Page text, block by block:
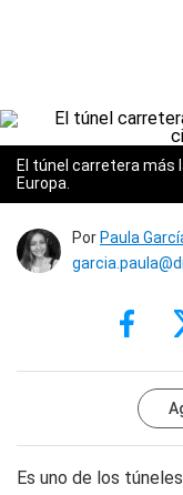
El túnel carretera más
Europa.
Por Paula
Es uno de los